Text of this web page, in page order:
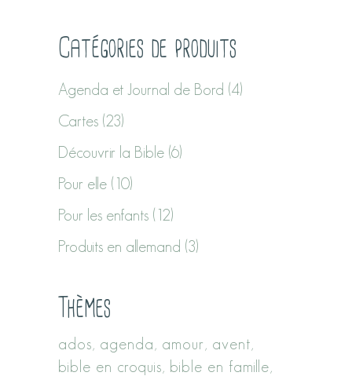
Catégories de produits
Agenda et Journal de Bord (4)
Cartes (23)
Découvrir la Bible (6)
Pour elle (10)
Pour les enfants (12)
Produits en allemand (3)
Thèmes
ados agenda amour avent
bible en croquis bible en famille